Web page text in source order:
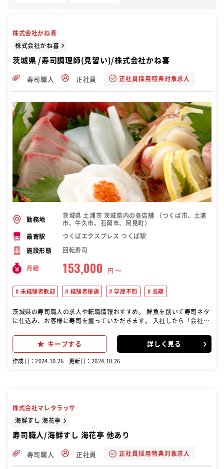
株式会社かね喜
株式会社かね喜
茨城県 /寿司調理師(見習い)/株式会社かね喜
寿司職人 正社員 正社員採用特典対象求人
勤務地
茨城県 土浦市 茨城県内の各店舗 （つくば市、土浦
市、牛久市、石岡市、阿見町）
最寄駅 つくばエクスプレス つくば駅
施設形態 回転寿司
月給 153,000 円 〜
未経験者歓迎 経験者優遇 学歴不問 長期
茨城県の寿司職人の求人や転職情報おすすめ。 鮮魚を捌いて寿司ネタ
に仕込み、お客様に寿司を握っていただきます。 入社したら「会社の
み」など研修があなたを待ってます。
キープする 詳しく見る
作成日：2024.10.26 更新日：2024.10.26
株式会社マレタラッサ
海鮮すし 海花亭
寿司職人/海鮮すし 海花亭 他あり
寿司職人 正社員 正社員採用特典対象求人